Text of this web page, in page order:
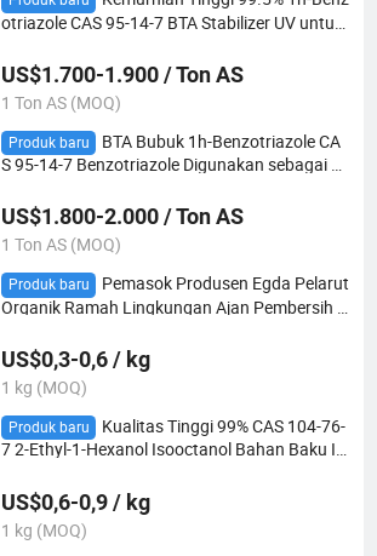
otriazole CAS 95-14-7 BTA Stabilizer UV untuk
US$1.700-1.900 / Ton AS
1 Ton AS (MOQ)
Produk baru
BTA Bubuk 1h-Benzotriazole CA
S 95-14-7 Benzotriazole Digunakan sebagai A
US$1.800-2.000 / Ton AS
1 Ton AS (MOQ)
Produk baru
Pemasok Produsen Egda Pelarut
Organik Ramah Lingkungan Ajan Pembersih E
US$0,3-0,6 / kg
1 kg (MOQ)
Produk baru
Kualitas Tinggi 99% CAS 104-76-
7 2-Ethyl-1-Hexanol Isooctanol Bahan Baku In
gan Harga Bersaing
US$0,6-0,9 / kg
1 kg (MOQ)